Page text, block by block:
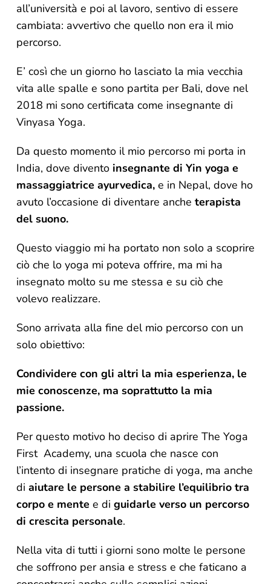
all’università e poi al lavoro, sentivo di essere
cambiata: avvertivo che quello non era il mio
percorso.
E’ così che un giorno ho lasciato la mia vecchia
vita alle spalle e sono partita per Bali, dove nel
2018 mi sono certificata come insegnante di
Vinyasa Yoga.
Da questo momento il mio percorso mi porta in
India, dove divento insegnante di Yin yoga e
massaggiatrice ayurvedica,e in Nepal, dove ho
avuto l’occasione di diventare anche terapista
del suono.
Questo viaggio mi ha portato non solo a scoprire
ciò che lo yoga mi poteva offrire, ma mi ha
insegnato molto su me stessa e su ciò che
volevo realizzare.
Sono arrivata alla fine del mio percorso con un
solo obiettivo:
Condividere con gli altri la mia esperienza, le
mie conoscenze, ma soprattutto la mia
passione.
Per questo motivo ho deciso di aprire The Yoga
First Academy, una scuola che nasce con
l’intento di insegnare pratiche di yoga, ma anche
di aiutare le persone a stabilire l’equilibrio tra
corpo e mente e di guidarle verso un percorso
di crescita personale.
Nella vita di tutti i giorni sono molte le persone
che soffrono per ansia e stress e che faticano a